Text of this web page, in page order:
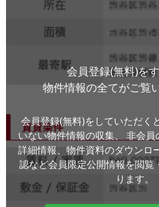
会員登録(無料)を
物件情報の全てがご覧
会員登録(無料)をしていただく
いない物件情報の収集、
非会員
詳細情報、物件資料のダウンロ
認など会員限定公開情報を閲覧
ります。